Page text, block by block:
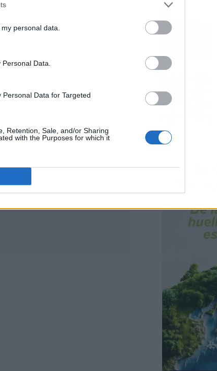
personal data.
Data.
Data for Targeted
Retention, Sale, and/or Sharing
with the Purposes for which it